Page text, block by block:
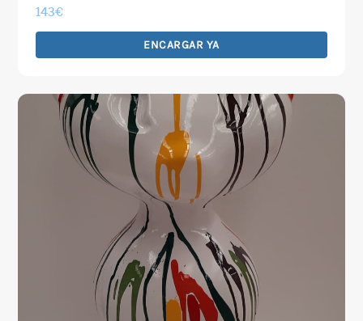
143€
ENCARGAR YA